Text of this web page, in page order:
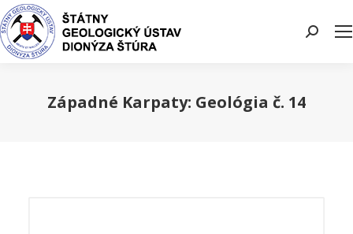
Search:
Západné Karpaty: Geológia č. 14